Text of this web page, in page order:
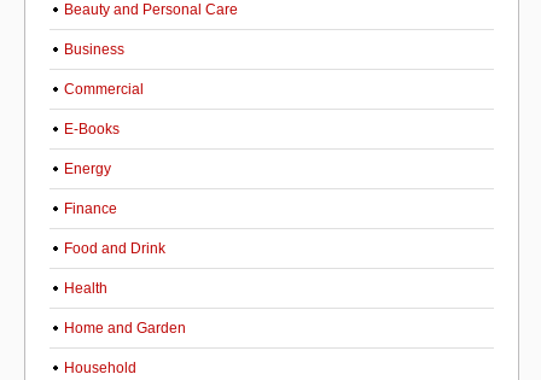
Beauty and Personal Care
Business
Commercial
E-Books
Energy
Finance
Food and Drink
Health
Home and Garden
Household